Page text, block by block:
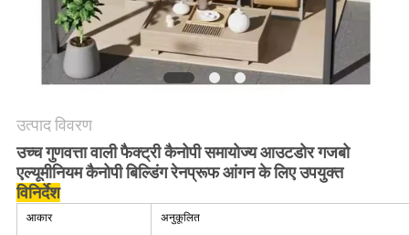
PRIVACY
POLICY
उत्पाद विवरण
उच्च गुणवत्ता वाली फैक्ट्री कैनोपी समायोज्य आउटडोर गजबो
एल्यूमीनियम कैनोपी बिल्डिंग रेनप्रूफ आंगन के लिए उपयुक्त
विनिर्देश
आकार अनुकूलित